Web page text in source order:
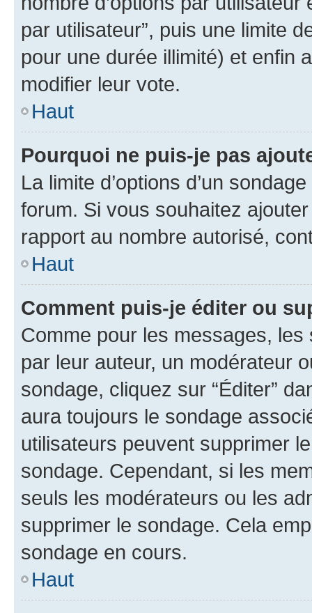
par utilisateur”, puis une limite
pour une durée illimité) et enfin
modifier leur vote.
Haut
Pourquoi ne puis-je pas
La limite d’options d’un
forum. Si vous souhaitez
rapport au nombre autorisé,
Haut
Comment puis-je éditer ou
Comme pour les messages,
par leur auteur, un modérateur
sondage, cliquez sur “Éditer”
aura toujours le sondage
utilisateurs peuvent supprimer
sondage. Cependant, si les
seuls les modérateurs ou les
supprimer le sondage. Cela
sondage en cours.
Haut